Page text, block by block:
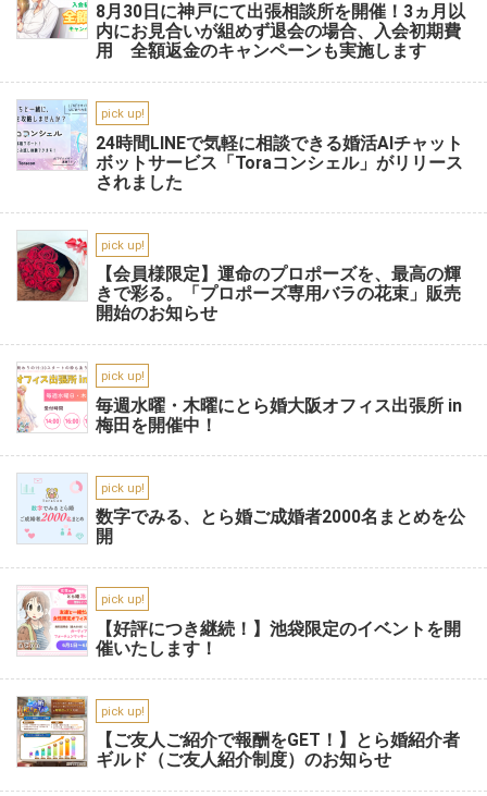
8月30日に神戸にて出張相談所を開催！3ヵ月以
内にお見合いが組めず退会の場合、入会初期費
用 全額返金のキャンペーンも実施します
pick up!
24時間LINEで気軽に相談できる婚活AIチャット
ボットサービス「Toraコンシェル」がリリース
されました
pick up!
【会員様限定】運命のプロポーズを、最高の輝
きで彩る。「プロポーズ専用バラの花束」販売
開始のお知らせ
pick up!
毎週水曜・木曜にとら婚大阪オフィス出張所 in
梅田を開催中！
pick up!
数字でみる、とら婚ご成婚者2000名まとめを公
開
pick up!
【好評につき継続！】池袋限定のイベントを開
催いたします！
pick up!
【ご友人ご紹介で報酬をGET！】とら婚紹介者
ギルド（ご友人紹介制度）のお知らせ